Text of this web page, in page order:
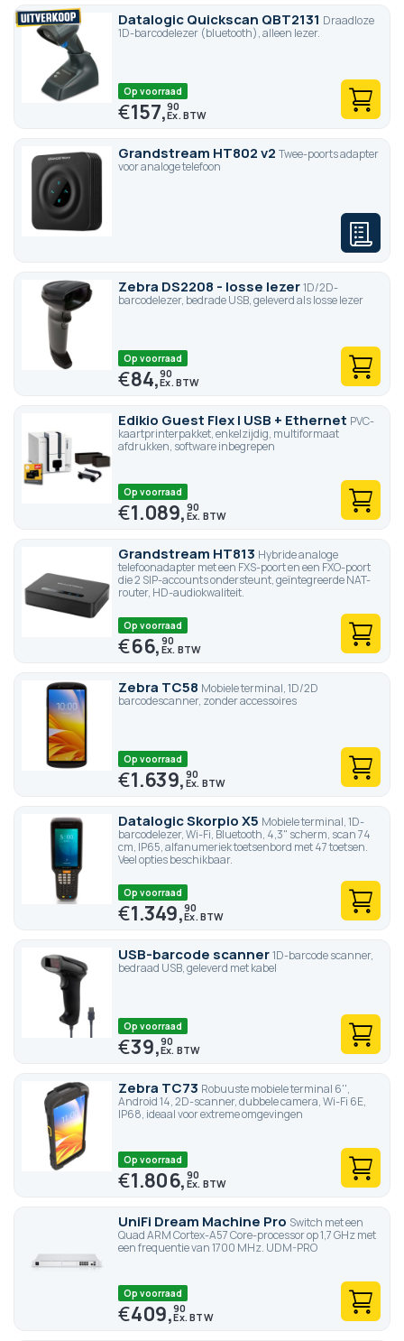
Datalogic Quickscan QBT2131 Draadloze
1D-barcodelezer (bluetooth), alleen lezer.
Op voorraad
€157,90
Grandstream HT802 v2 Twee-poorts adapter
voor analoge telefoon
Zebra DS2208 - losse lezer1D/2D-
barcodelezer, bedrade USB, geleverd als losse lezer
Op voorraad
€84,90
Edikio Guest Flex | USB + Ethernet PVC-
kaartprinterpakket, enkelzijdig, multiformaat
afdrukken, software inbegrepen
Op voorraad
€1.089,90
Grandstream HT813 Hybride analoge
telefoonadapter met een FXS-poort en een FXO-poort
die 2 SIP-accounts ondersteunt, geïntegreerde NAT-
router, HD-audiokwaliteit.
Op voorraad
€66,90
Zebra TC58 Mobiele terminal, 1D/2D
barcodescanner, zonder accessoires
Op voorraad
€1.639,90
Datalogic Skorpio X5 Mobiele terminal, 1D-
barcodelezer, Wi-Fi, Bluetooth, 4,3" scherm, scan 74
cm, IP65, alfanumeriek toetsenbord met 47 toetsen.
Veel opties beschikbaar.
Op voorraad
€1.349,90
USB-barcode scanner1D-barcode scanner,
bedraad USB, geleverd met kabel
Op voorraad
€39,90
Zebra TC73 Robuuste mobiele terminal 6'',
Android 14, 2D-scanner, dubbele camera, Wi-Fi 6E,
IP68, ideaal voor extreme omgevingen
Op voorraad
€1.806,90
UniFi Dream Machine Pro Switch met een
Quad ARM Cortex-A57 Core-processor op 1,7 GHz met
een frequentie van 1700 MHz. UDM-PRO
Op voorraad
€409,90